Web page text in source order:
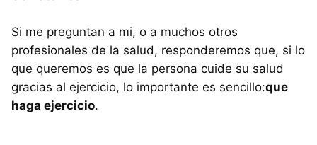
Si me preguntan a mi, o a muchos otros
profesionales de la salud, responderemos que, si lo
que queremos es que la persona cuide su salud
gracias al ejercicio, lo importante es sencillo:que
haga ejercicio.